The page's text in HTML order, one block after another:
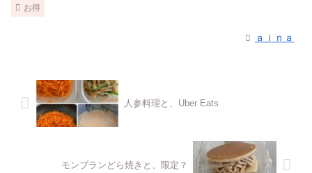
お得
ａｉｎａ
人参料理と、Uber Eats
モンブランどら焼きと、限定？